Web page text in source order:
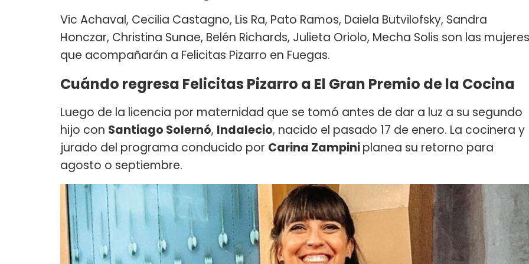
Vic Achaval, Cecilia Castagno, Lis Ra, Pato Ramos, Daiela Butvilofsky, Sandra
Honczar, Christina Sunae, Belén Richards, Julieta Oriolo, Mecha Solis son las mujeres
que acompañarán a Felicitas Pizarro en Fuegas.
Cuándo regresa Felicitas Pizarro a El Gran Premio de la Cocina
Luego de la licencia por maternidad que se tomó antes de dar a luz a su segundo
hijo con Santiago Solernó, Indalecio, nacido el pasado 17 de enero. La cocinera y
jurado del programa conducido por Carina Zampiniplanea su retorno para
agosto o septiembre.